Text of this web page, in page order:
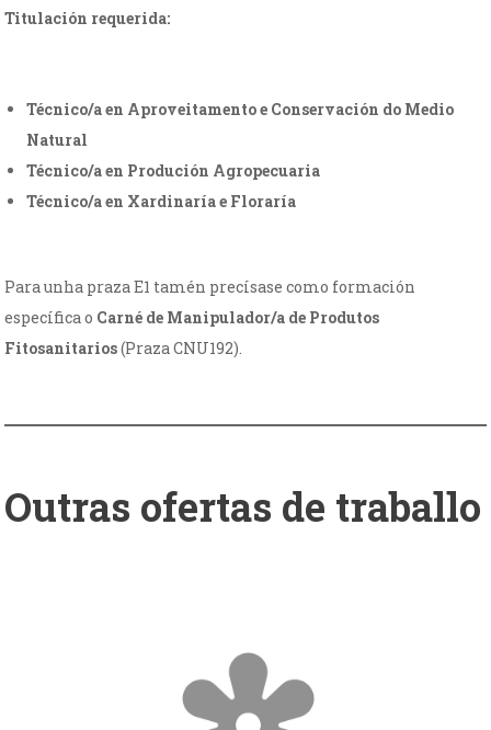
Titulación requerida:
Técnico/a en Aproveitamento e Conservación do Medio
Natural
Técnico/a en Produción Agropecuaria
Técnico/a en Xardinaría e Floraría
Para unha praza E1 tamén precísase como formación
específica o Carné de Manipulador/a de Produtos
Fitosanitarios(Praza CNU192).
Outras ofertas de traballo